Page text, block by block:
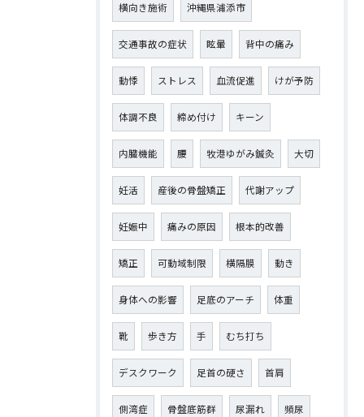
横向き施術 沖縄県浦添市
交通事故の症状 眩暈 背中の痛み
動悸 ストレス 血流促進 けが予防
体調不良 締め付け キーン
内臓機能 腰 牧港ゆがみ鍼灸 大切
妊活 産後の骨盤矯正 代謝アップ
妊娠中 痛みの原因 根本的改善
矯正 可動域制限 横隔膜 動き
身体への影響 足底のアーチ 体重
靴 歩き方 手 むち打ち
デスクワーク 足首の硬さ 首肩
側湾症 骨盤底筋群 尿漏れ 頻尿